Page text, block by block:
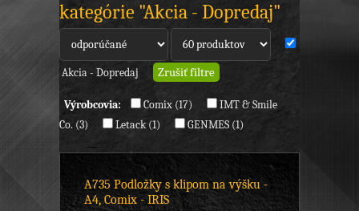
kategórie "Akcia - Dopredaj"
Akcia - Dopredaj
Výrobcovia: Comix (17)
IMT & Smile
Co. (3)
Letack (1) GENMES (1)
A735 Podložky s klipom na výšku -
A4, Comix - IRIS